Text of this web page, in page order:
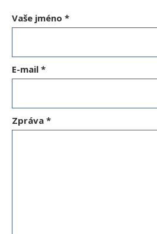
Vaše jméno *
E-mail *
Zpráva *